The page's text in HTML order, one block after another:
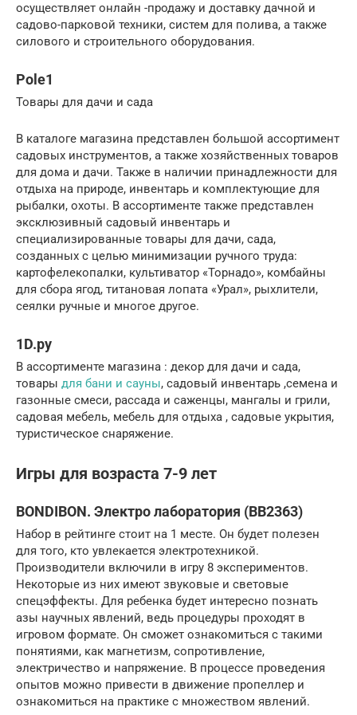
осуществляет онлайн -продажу и доставку дачной и
садово-парковой техники, систем для полива, а также
силового и строительного оборудования.
Pole1
Товары для дачи и сада
В каталоге магазина представлен большой ассортимент
садовых инструментов, а также хозяйственных товаров
для дома и дачи. Также в наличии принадлежности для
отдыха на природе, инвентарь и комплектующие для
рыбалки, охоты. В ассортименте также представлен
эксклюзивный садовый инвентарь и
специализированные товары для дачи, сада,
созданных с целью минимизации ручного труда:
картофелекопалки, культиватор «Торнадо», комбайны
для сбора ягод, титановая лопата «Урал», рыхлители,
сеялки ручные и многое другое.
1D.ру
В ассортименте магазина : декор для дачи и сада,
товары для бани и сауны, садовый инвентарь ,семена и
газонные смеси, рассада и саженцы, мангалы и грили,
садовая мебель, мебель для отдыха , садовые укрытия,
туристическое снаряжение.
Игры для возраста 7-9 лет
BONDIBON. Электро лаборатория (ВВ2363)
Набор в рейтинге стоит на 1 месте. Он будет полезен
для того, кто увлекается электротехникой.
Производители включили в игру 8 экспериментов.
Некоторые из них имеют звуковые и световые
спецэффекты. Для ребенка будет интересно познать
азы научных явлений, ведь процедуры проходят в
игровом формате. Он сможет ознакомиться с такими
понятиями, как магнетизм, сопротивление,
электричество и напряжение. В процессе проведения
опытов можно привести в движение пропеллер и
ознакомиться на практике с множеством явлений.